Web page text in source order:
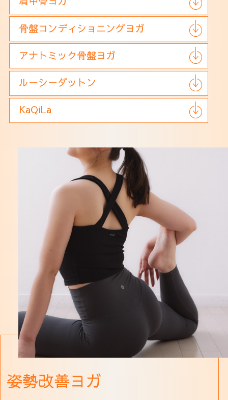
骨盤コンディショニングヨガ
アナトミック骨盤ヨガ
ルーシーダットン
KaQiLa
姿勢改善ヨガ